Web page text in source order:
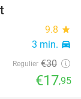
9.8 star
3 min. directions_car
Regulier €30
€17,95